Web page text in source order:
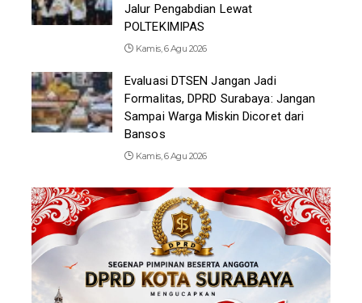
Jalur Pengabdian Lewat
POLTEKIMIPAS
Kamis, 6 Agu 2026
Evaluasi DTSEN Jangan Jadi
Formalitas, DPRD Surabaya: Jangan
Sampai Warga Miskin Dicoret dari
Bansos
Kamis, 6 Agu 2026